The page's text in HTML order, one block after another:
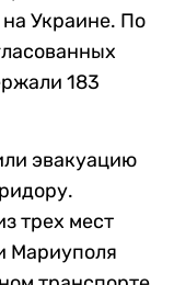
Украине. По
183
эвакуацию
трех мест
Мариуполя